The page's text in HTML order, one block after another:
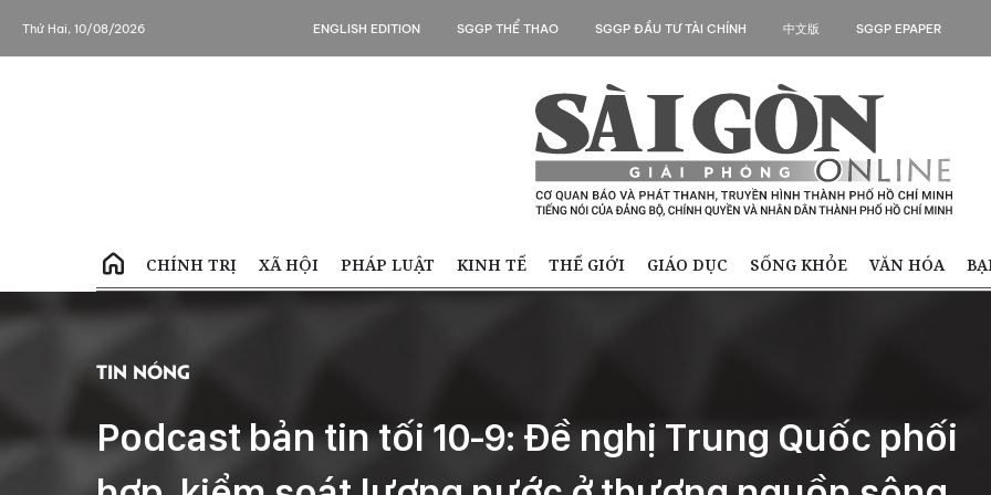
Thứ Hai, 10/08/2026 ENGLISH EDITION SGGP THỂ THAO SGGP ĐẦU TƯ TÀI CHÍNH 中文版 SGGP EPAPER
CHÍNH TRỊ XÃ HỘI PHÁP LUẬT KINH TẾ THẾ GIỚI GIÁO DỤC SỐNG KHỎE VĂN HÓA
Tin Nóng
Podcast bản tin tối 10-9: Đề nghị Trung Quốc phối